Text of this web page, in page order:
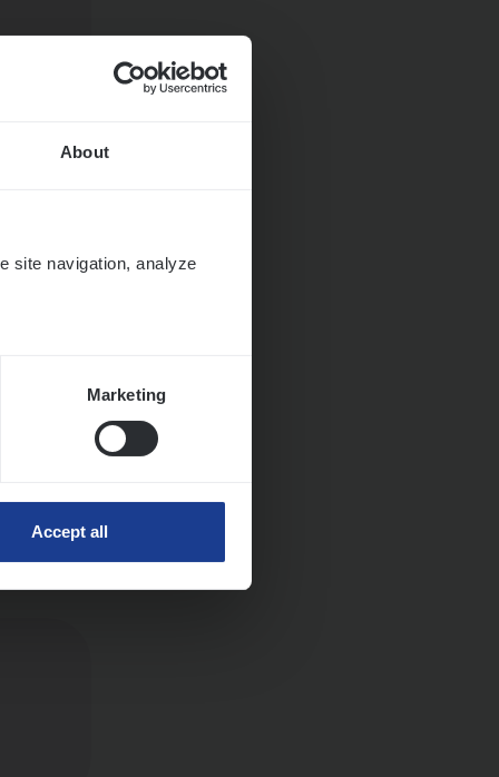
About
site navigation, analyze
Marketing
Accept all